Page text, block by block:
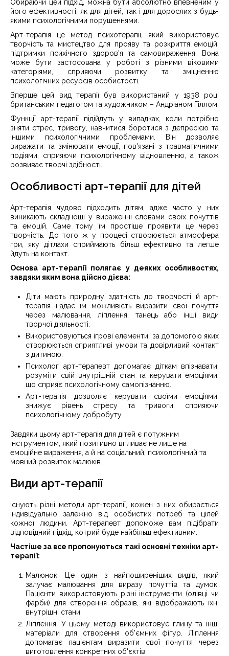
Обираючи цей підхід, можна бути абсолютно впевненим у
його ефективності, як для дітей, так і для дорослих з будь-
якими психологічними порушеннями.
Арт-терапія це метод психотерапії, який використовує
творчість та мистецтво для прояву та розкриття емоцій,
підтримки психічного здоров'я та самовираження. Вона
може бути застосована у роботі з різними віковими
категоріями, сприяючи розвитку та зміцненню
психологічних ресурсів особистості.
Вперше цей вид терапії був використаний у 1938 році
британським педагогом та художником – Андріаном Гіллом.
Функції арт-терапії підійдуть у випадках, коли потрібно
зняти стрес, тривогу, навчитися боротися з депресією та
іншими психологічними проблемами. Він дозволяє
виражати та змінювати емоції, пов'язані з травматичними
подіями, сприяючи психологічному відновленню, а також
розвиває творчі здібності.
Особливості арт-терапії для дітей
Арт-терапія чудово підходить дітям, адже часто у них
виникають складнощі у вираженні словами своїх почуттів
та емоцій. Саме тому їм простіше проявити це через
творчість. До того ж у процесі створюється атмосфера
гри, яку дітлахи сприймають більш ефективно та легше
йдуть на контакт.
Основа арт-терапії полягає у деяких особливостях,
завдяки яким вона дійсно дієва:
Діти мають природну здатність до творчості й арт-
терапія надає їм можливість виразити свої почуття
через малювання, ліплення, танець або інші види
творчої діяльності.
Використовуються ігрові елементи, за допомогою яких
створюються сприятливі умови та довірливий контакт
з дитиною.
Психолог арт-терапевт допомагає діткам впізнавати,
розуміти свій внутрішній стан та керувати емоціями,
що сприяє психологічному самопізнанню.
Арт-терапія дозволяє керувати своїми емоціями,
знижує рівень стресу та тривоги, сприяючи
психологічному добробуту.
Завдяки цьому арт-терапія для дітей є потужним
інструментом, який позитивно впливає не лише на
емоційне вираження, а й на соціальний, психологічний та
мовний розвиток малюків.
Види арт-терапії
Існують різні методи арт-терапії, кожен з них обирається
індивідуально залежно від особистих потреб та цілей
кожної людини. Арт-терапевт допоможе вам підібрати
відповідний підхід, котрий буде найбільш ефективним.
Частіше за все пропонуються такі основні техніки арт-
терапії:
Малюнок. Це один з найпоширеніших видів, який
залучає малювання для виразу почуттів та думок.
Пацієнти використовують різні інструменти (олівці чи
фарби) для створення образів, які відображають їхні
внутрішні стани.
Ліплення. У цьому методі використовує глину та інші
матеріали для створення об'ємних фігур. Ліплення
допомагає пацієнтам виразити свої почуття через
виготовлення конкретних об'єктів.